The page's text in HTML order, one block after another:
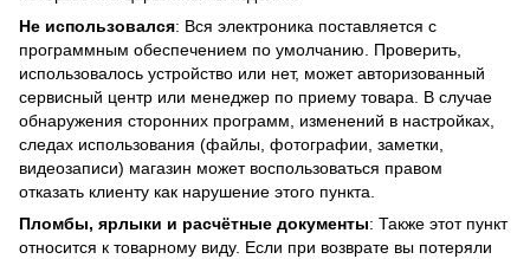
Не использовался: Вся электроника поставляется с
программным обеспечением по умолчанию. Проверить,
использовалось устройство или нет, может авторизованный
сервисный центр или менеджер по приему товара. В случае
обнаружения сторонних программ, изменений в настройках,
следах использования (файлы, фотографии, заметки,
видеозаписи) магазин может воспользоваться правом
отказать клиенту как нарушение этого пункта.
Пломбы, ярлыки и расчётные документы: Также этот пункт
относится к товарному виду. Если при возврате вы потеряли